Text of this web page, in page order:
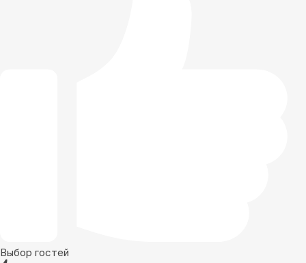
Выбор гостей